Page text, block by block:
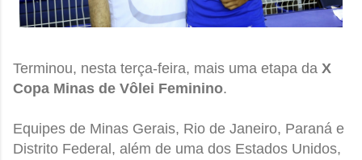
Terminou, nesta terça-feira, mais uma etapa da X
Copa Minas de Vôlei Feminino.
Equipes de Minas Gerais, Rio de Janeiro, Paraná e
Distrito Federal, além de uma dos Estados Unidos,